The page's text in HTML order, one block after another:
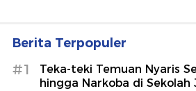
Berita Terpopuler
#1
Teka-teki Temuan Nyaris
hingga Narkoba di Sekolah